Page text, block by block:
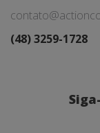
(48) 3259-1728